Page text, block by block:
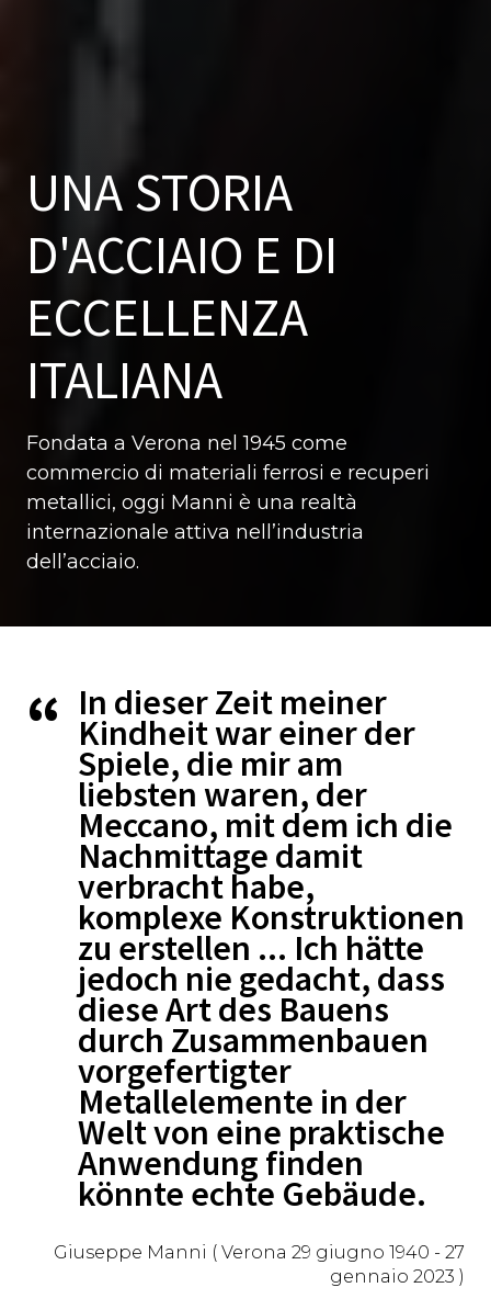
UNA STORIA
D'ACCIAIO E DI
ECCELLENZA
ITALIANA
Fondata a Verona nel 1945 come
commercio di materiali ferrosi e recuperi
metallici, oggi Manni è una realtà
internazionale attiva nell’industria
dell’acciaio.
In dieser Zeit meiner
Kindheit war einer der
Spiele, die mir am
liebsten waren, der
Meccano, mit dem ich die
Nachmittage damit
verbracht habe,
komplexe Konstruktionen
zu erstellen ... Ich hätte
jedoch nie gedacht, dass
diese Art des Bauens
durch Zusammenbauen
vorgefertigter
Metallelemente in der
Welt von eine praktische
Anwendung finden
könnte echte Gebäude.
Giuseppe Manni ( Verona 29 giugno 1940 - 27
gennaio 2023 )